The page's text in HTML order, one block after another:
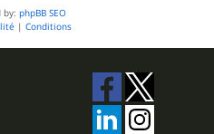
by: phpBB SEO
| Conditions